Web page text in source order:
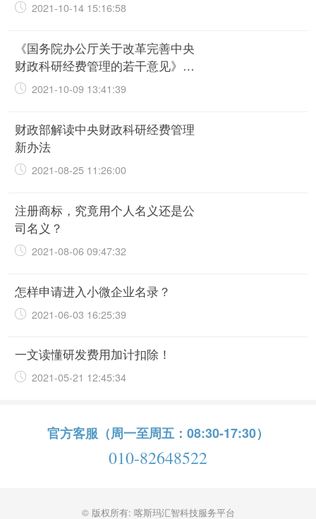
2021-10-14 15:16:58
《国务院办公厅关于改革完善中央
财政科研经费管理的若干意见》10
大变化2021-10-09 13:41:39
财政部解读中央财政科研经费管理
新办法
2021-08-25 11:26:00
注册商标，究竟用个人名义还是公
司名义？
2021-08-06 09:47:32
怎样申请进入小微企业名录？
2021-06-03 16:25:39
一文读懂研发费用加计扣除！
2021-05-21 12:45:34
官方客服（周一至周五：08:30-17:30）
010-82648522
© 版权所有: 喀斯玛汇智科技服务平台